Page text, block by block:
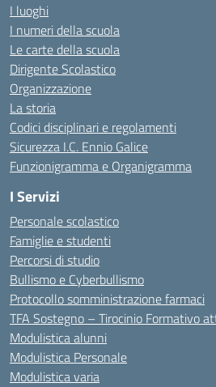
I luoghi
I numeri della scuola
Le carte della scuola
Dirigente Scolastico
Organizzazione
La storia
Codici disciplinari e regolamenti
Sicurezza I.C. Ennio Galice
Funzionigramma e Organigramma
I Servizi
Personale scolastico
Famiglie e studenti
Percorsi di studio
Bullismo e Cyberbullismo
Protocollo somministrazione farmaci
TFA Sostegno – Tirocinio Formativo
Modulistica alunni
Modulistica Personale
Modulistica varia